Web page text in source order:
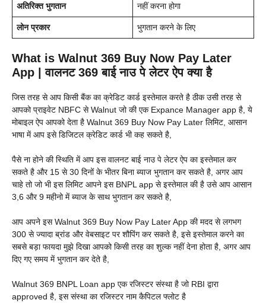
अतिरिक्त भुगतान नहीं करना होगा
लोन प्रकार भुगतान करने के लिए
What is Walnut 369 Buy Now Pay Later
App | वालनट 369 बाई नाउ पे लेटर ऐप क्या है
जिस तरह से आप किसी बैंक का क्रेडिट कार्ड इस्तेमाल करते है ठीक उसी तरह से
आपको प्राइवेट NBFC से Walnut जो की एक Expance Manager app है, ये
मोबाइल ऐप आपको देता है Walnut 369 Buy Now Pay Later लिमिट, आसान
भाषा में आप इसे डिजिटल क्रेडिट कार्ड भी कह सकते है,
पैसे ना होने की स्थिति में आप इस वालनट बाई नाउ पे लेटर ऐप का इस्तेमाल कर
सकते है और 15 से 30 दिनों के भीतर बिना ब्याज भुगतान कर सकते है, अगर आप
चाहे तो जो भी इस लिमिट आपने इस BNPL app से इस्तेमाल की है उसे आप आसान
3,6 और 9 महीनो में ब्याज के साथ भुगतान कर सकते है,
आप अपने इस Walnut 369 Buy Now Pay Later App की मदद से लगभग
300 से ज्यादा ब्रांड और वेबसाइट पर शौपिंग कर सकते है, इसे इस्तेमाल करने का
सबसे बड़ा फायदा मुझे दिखा आपको किसी तरह का शुल्क नहीं देना होता है, अगर आप
दिए गए समय में भुगतान कर देते है,
Walnut 369 BNPL Loan app एक रजिस्टर संस्था है जो RBI द्वारा
approved है, इस संस्था का रजिस्टर नाम कैपिटल फ्लोट है